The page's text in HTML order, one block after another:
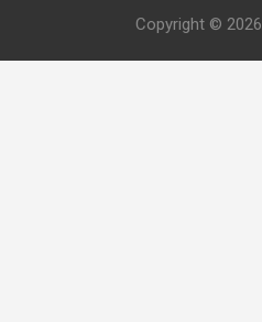
Copyright © 2026